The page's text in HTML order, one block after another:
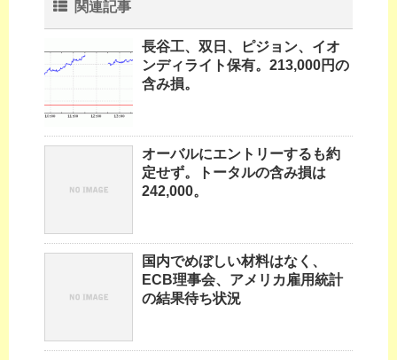
関連記事
長谷工、双日、ピジョン、イオ
ンディライト保有。213,000円の
含み損。
オーバルにエントリーするも約
定せず。トータルの含み損は
242,000。
国内でめぼしい材料はなく、
ECB理事会、アメリカ雇用統計
の結果待ち状況